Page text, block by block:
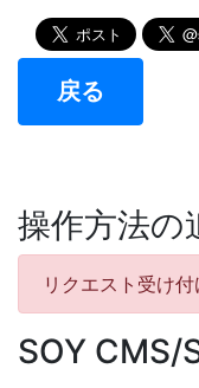
戻る
操作方法の
リクエスト受け
SOY CMS/